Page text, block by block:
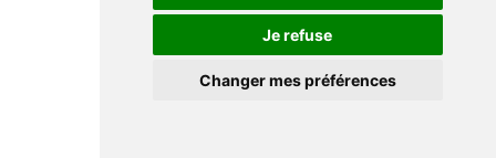
Je refuse
Changer mes préférences